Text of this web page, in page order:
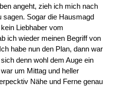
angeht, zieh ich mich nach
Sogar die Hausmagd
Liebhaber vom
ich wieder meinen Begriff von
habe nun den Plan, dann war
denn wohl dem Auge ein
um Mittag und heller
Nähe und Ferne genau